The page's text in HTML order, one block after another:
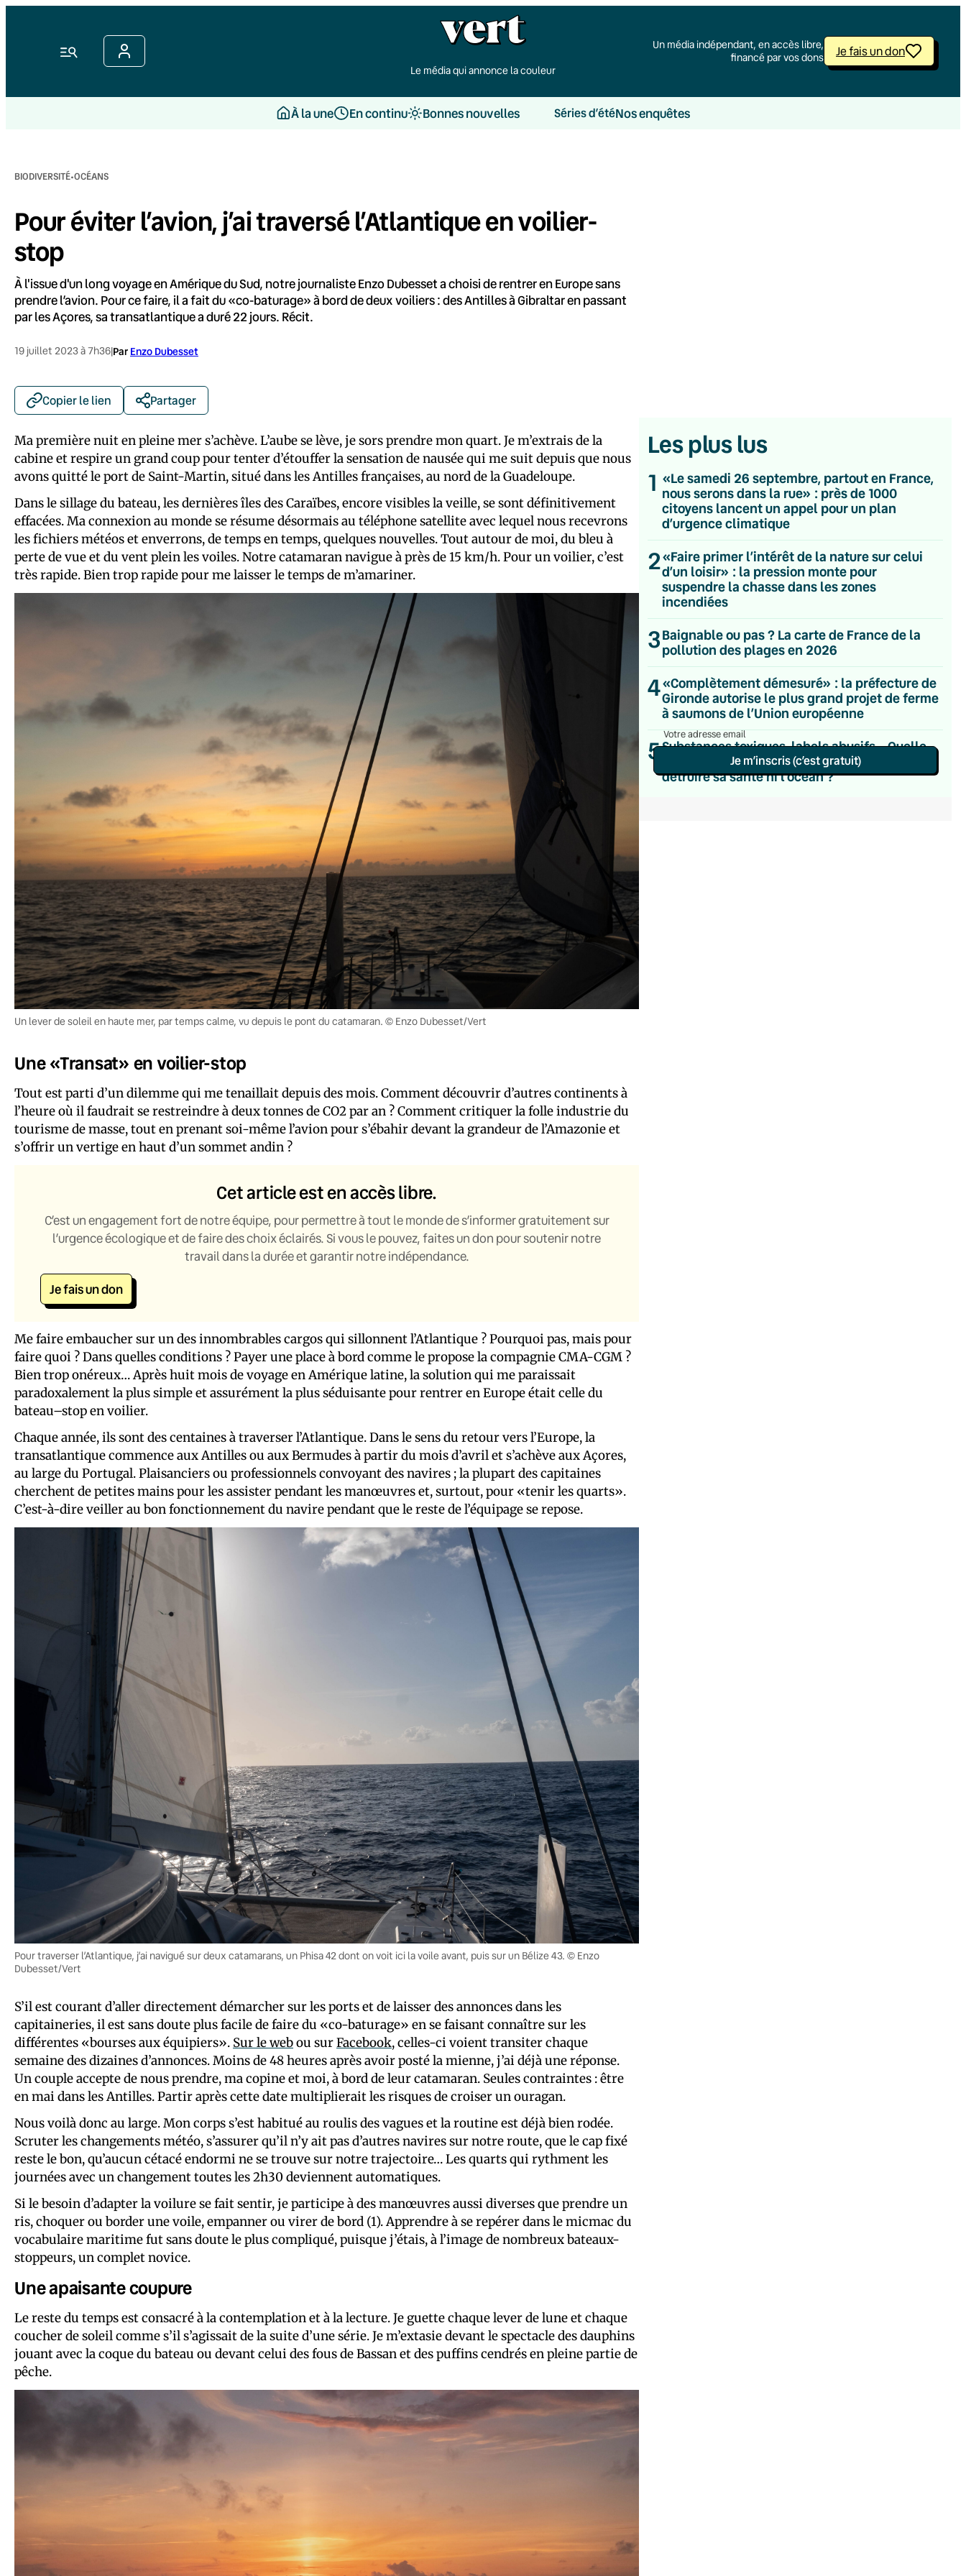
Menu
Le média qui annonce la couleur
Un média indépendant, en accès libre,
financé par vos dons
Je fais un don
À la une En continu Bonnes nouvelles Séries d’étéNos enquêtes
BIODIVERSITÉ·OCÉANS
Pour éviter l’avion, j’ai traversé l’Atlantique en voilier-
stop
À l'issue d'un long voyage en Amérique du Sud, notre journaliste Enzo Dubesset a choisi de rentrer en Europe sans
prendre l’avion. Pour ce faire, il a fait du «co-baturage» à bord de deux voiliers : des Antilles à Gibraltar en passant
par les Açores, sa transatlantique a duré 22 jours. Récit.
19 juillet 2023 à 7h36|Par Enzo Dubesset
Copier le lien Partager
Ma première nuit en pleine mer s’achève. L’aube se lève, je sors prendre mon quart. Je m’extrais de la
cabine et respire un grand coup pour tenter d’étouffer la sensation de nausée qui me suit depuis que nous
avons quitté le port de Saint-Martin, situé dans les Antilles françaises, au nord de la Guadeloupe.
Dans le sillage du bateau, les dernières îles des Caraïbes, encore visibles la veille, se sont définitivement
effacées. Ma connexion au monde se résume désormais au téléphone satellite avec lequel nous recevrons
les fichiers météos et enverrons, de temps en temps, quelques nouvelles. Tout autour de moi, du bleu à
perte de vue et du vent plein les voiles. Notre catamaran navigue à près de 15 km/h. Pour un voilier, c’est
très rapide. Bien trop rapide pour me laisser le temps de m’amariner.
Un lever de soleil en haute mer, par temps calme, vu depuis le pont du catamaran. © Enzo Dubesset/Vert
Une «Transat» en voilier-stop
Tout est parti d’un dilemme qui me tenaillait depuis des mois. Comment découvrir d’autres continents à
l’heure où il faudrait se restreindre à deux tonnes de CO2 par an ? Comment critiquer la folle industrie du
tourisme de masse, tout en prenant soi-même l’avion pour s’ébahir devant la grandeur de l’Amazonie et
s’offrir un vertige en haut d’un sommet andin ?
Cet article est en accès libre.
C’est un engagement fort de notre équipe, pour permettre à tout le monde de s’informer gratuitement sur
l’urgence écologique et de faire des choix éclairés. Si vous le pouvez, faites un don pour soutenir notre
travail dans la durée et garantir notre indépendance.
Je fais un don
Me faire embaucher sur un des innombrables cargos qui sillonnent l’Atlantique ? Pourquoi pas, mais pour
faire quoi ? Dans quelles conditions ? Payer une place à bord comme le propose la compagnie CMA-CGM ?
Bien trop onéreux… Après huit mois de voyage en Amérique latine, la solution qui me paraissait
paradoxalement la plus simple et assurément la plus séduisante pour rentrer en Europe était celle du
bateau–stop en voilier.
Chaque année, ils sont des centaines à traverser l’Atlantique. Dans le sens du retour vers l’Europe, la
transatlantique commence aux Antilles ou aux Bermudes à partir du mois d’avril et s’achève aux Açores,
au large du Portugal. Plaisanciers ou professionnels convoyant des navires ; la plupart des capitaines
cherchent de petites mains pour les assister pendant les manœuvres et, surtout, pour «tenir les quarts».
C’est-à-dire veiller au bon fonctionnement du navire pendant que le reste de l’équipage se repose.
Pour traverser l’Atlantique, j’ai navigué sur deux catamarans, un Phisa 42 dont on voit ici la voile avant, puis sur un Bélize 43. © Enzo
Dubesset/Vert
S’il est courant d’aller directement démarcher sur les ports et de laisser des annonces dans les
capitaineries, il est sans doute plus facile de faire du «co-baturage» en se faisant connaître sur les
différentes «bourses aux équipiers». Sur le webou surFacebook, celles-ci voient transiter chaque
semaine des dizaines d’annonces. Moins de 48 heures après avoir posté la mienne, j’ai déjà une réponse.
Un couple accepte de nous prendre, ma copine et moi, à bord de leur catamaran. Seules contraintes : être
en mai dans les Antilles. Partir après cette date multiplierait les risques de croiser un ouragan.
Nous voilà donc au large. Mon corps s’est habitué au roulis des vagues et la routine est déjà bien rodée.
Scruter les changements météo, s’assurer qu’il n’y ait pas d’autres navires sur notre route, que le cap fixé
reste le bon, qu’aucun cétacé endormi ne se trouve sur notre trajectoire… Les quarts qui rythment les
journées avec un changement toutes les 2h30 deviennent automatiques.
Si le besoin d’adapter la voilure se fait sentir, je participe à des manœuvres aussi diverses que prendre un
ris, choquer ou border une voile, empanner ou virer de bord (1). Apprendre à se repérer dans le micmac du
vocabulaire maritime fut sans doute le plus compliqué, puisque j’étais, à l’image de nombreux bateaux-
stoppeurs, un complet novice.
Une apaisante coupure
Le reste du temps est consacré à la contemplation et à la lecture. Je guette chaque lever de lune et chaque
coucher de soleil comme s’il s’agissait de la suite d’une série. Je m’extasie devant le spectacle des dauphins
jouant avec la coque du bateau ou devant celui des fous de Bassan et des puffins cendrés en pleine partie de
pêche.
Les plus lus
1 «Le samedi 26 septembre, partout en France,
nous serons dans la rue» : près de 1000
citoyens lancent un appel pour un plan
d’urgence climatique
2«Faire primer l’intérêt de la nature sur celui
d’un loisir» : la pression monte pour
suspendre la chasse dans les zones
incendiées
3Baignable ou pas ? La carte de France de la
pollution des plages en 2026
4«Complètement démesuré» : la préfecture de
Gironde autorise le plus grand projet de ferme
à saumons de l’Union européenne
5Substances toxiques, labels abusifs… Quelle
crème solaire choisir pour se protéger sans
détruire sa santé ni l’océan ?
💌 Inscrivez-vous à nos newsletters
Quotidienne
Du lundi au vendredi
Hebdomadaire
Le samedi
Chaleurs Actuelles
Une fois par mois
C’était Mieux Après
Occasionnelle
Je m’inscris (c’est gratuit)